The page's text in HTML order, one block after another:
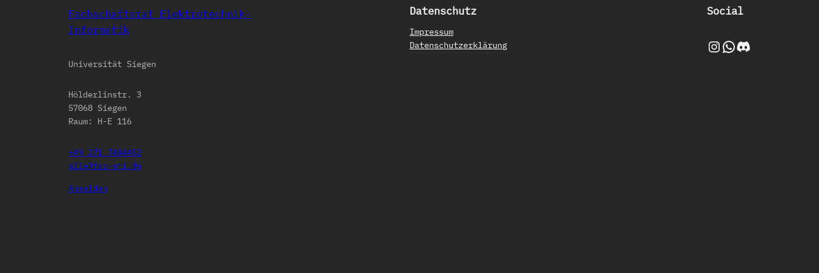
Fachschaftsrat Elektrotechnik-
Informatik
Universität Siegen
Hölderlinstr. 3
57068 Siegen
Raum: H-E 116
+49 271 7404452
alle@fsr-eti.de
Anmelden
Datenschutz
Impressum
Datenschutzerklärung
Social
Instagram WhatsApp Discord